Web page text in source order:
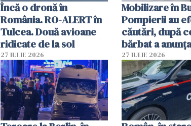
Încă o dronă în
România. RO-ALERT în
Tulcea. Două avioane
ridicate de la sol
27 IULIE 2026
Mobilizare în
Pompierii au
căutări, după
bărbat a
că a văzut un
luminos
27 IULIE 2026